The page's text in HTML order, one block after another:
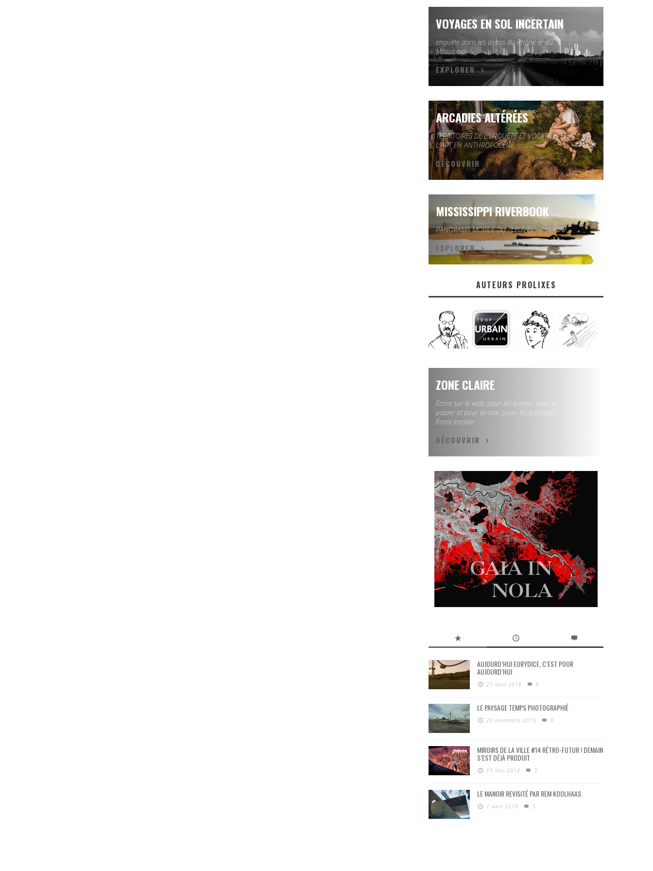
VOYAGES EN SOL INCERTAIN
enquête dans les deltas du Rhône et du
Mississippi
EXPLORER
ARCADIES ALTÉRÉES
TERRITOIRES DE L'ENQUÊTE ET VOCATION DE
L'ART EN ANTHROPOCÈNE
DÉCOUVRIR
MISSISSIPPI RIVERBOOK
PANORAMA MOBILE DU FLEUVE
EXPLORER
AUTEURS PROLIXES
ZONE CLAIRE
Écrire sur le web, pour les écrans, pour le
papier et pour la voix. Jouer les passages.
Écrire encore.
DÉCOUVRIR
AUJOURD’HUI EURYDICE, C’EST POUR
AUJOURD’HUI
25 avril 2018 0
LE PAYSAGE TEMPS PHOTOGRAPHIÉ
20 novembre 2018 0
MIROIRS DE LA VILLE #14 RÉTRO-FUTUR ! DEMAIN
S’EST DÉJÀ PRODUIT
15 mai 2012 5
LE MANOIR REVISITÉ PAR REM KOOLHAAS
7 avril 2010 5